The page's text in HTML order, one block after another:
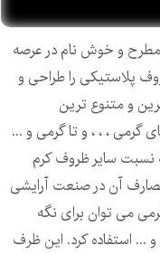
مطرح و خوش نام در عرصه
پلاستیکی را طراحی و
و متنوع ترین
گرمی ، ، ، و تا گرمی و ...
نسبت سایر ظروف کرم
آن در صنعت آرایشی
می توان برای نگه
... استفاده کرد. این ظرف